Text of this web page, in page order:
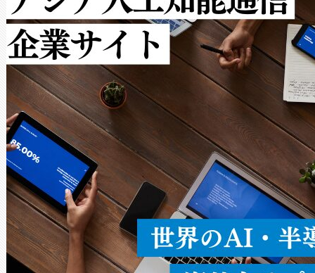
ルの変電所周囲を監視でき、
作業と点群処理を簡素化でき
Avia 2は、2種類のFOVオプシ
× 80°のノーマルモード、長
ードを切り替えて使用するこ
ることなく、単一のデバイス
うにします。遠距離まで届く
密度なスキャ […]